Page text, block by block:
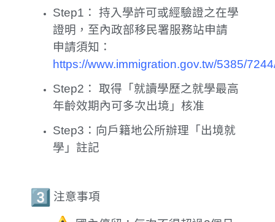
Step1： 持入學許可或經驗證之在學
證明，至內政部移民署服務站申請
申請須知：
https://www.immigration.gov.tw/5385/
Step2： 取得「就讀學歷之就學最高
年齡效期內可多次出境」核准
Step3：向戶籍地公所辦理「出境就
學」註記
注意事項